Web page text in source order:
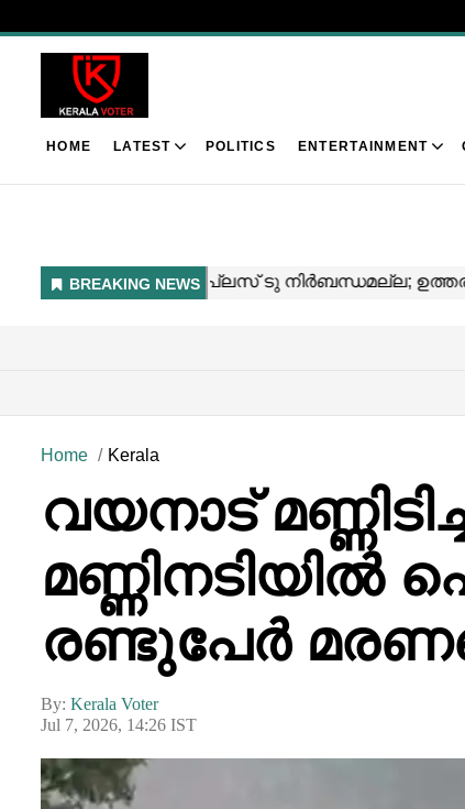
HOME LATEST POLITICS ENTERTAINMENT
Home Kerala
വയനാട്
മണ്ണിനടിയിൽ
രണ്ടുപേർ
By: Kerala Voter
Jul 7, 2026, 14:26 IST